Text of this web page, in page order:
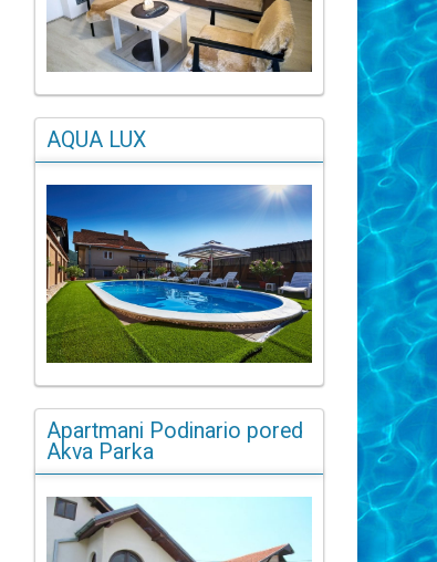
AQUA LUX
Apartmani Podinario pored
Akva Parka